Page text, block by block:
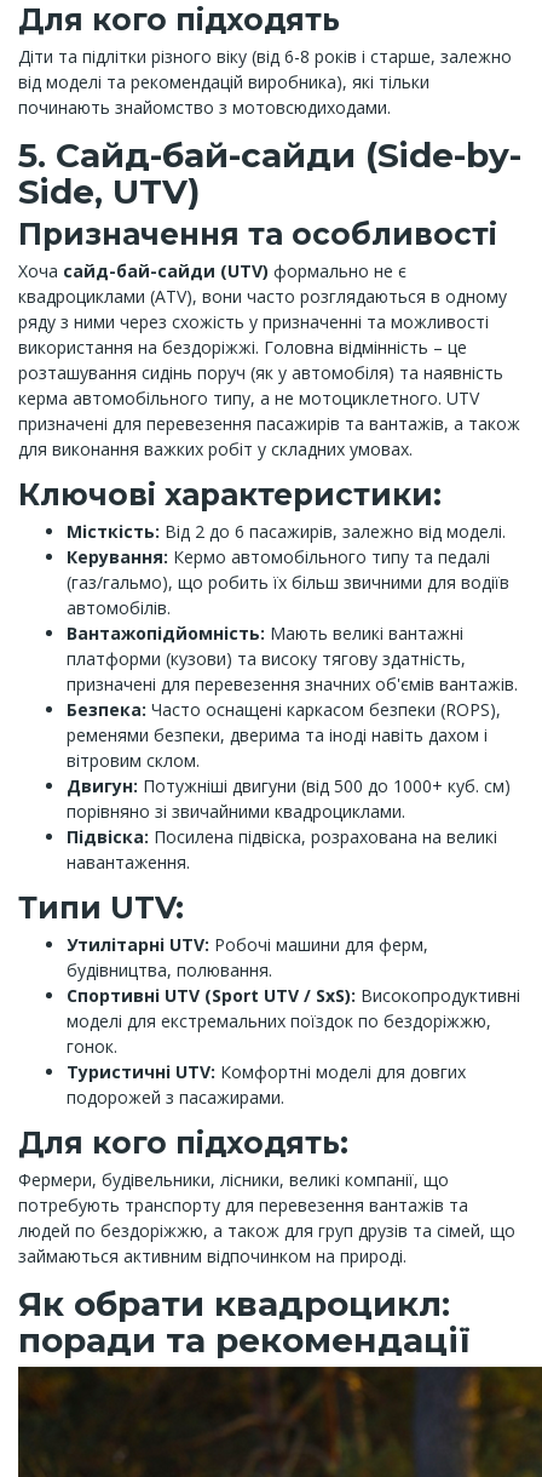
Для кого підходять
Діти та підлітки різного віку (від 6-8 років і старше, залежно
від моделі та рекомендацій виробника), які тільки
починають знайомство з мотовсюдиходами.
5. Сайд-бай-сайди (Side-by-
Side, UTV)
Призначення та особливості
Хоча сайд-бай-сайди (UTV) формально не є
квадроциклами (ATV), вони часто розглядаються в одному
ряду з ними через схожість у призначенні та можливості
використання на бездоріжжі. Головна відмінність – це
розташування сидінь поруч (як у автомобіля) та наявність
керма автомобільного типу, а не мотоциклетного. UTV
призначені для перевезення пасажирів та вантажів, а також
для виконання важких робіт у складних умовах.
Ключові характеристики:
Місткість: Від 2 до 6 пасажирів, залежно від моделі.
Керування: Кермо автомобільного типу та педалі
(газ/гальмо), що робить їх більш звичними для водіїв
автомобілів.
Вантажопідйомність: Мають великі вантажні
платформи (кузови) та високу тягову здатність,
призначені для перевезення значних об'ємів вантажів.
Безпека: Часто оснащені каркасом безпеки (ROPS),
ременями безпеки, дверима та іноді навіть дахом і
вітровим склом.
Двигун: Потужніші двигуни (від 500 до 1000+ куб. см)
порівняно зі звичайними квадроциклами.
Підвіска: Посилена підвіска, розрахована на великі
навантаження.
Типи UTV:
Утилітарні UTV: Робочі машини для ферм,
будівництва, полювання.
Спортивні UTV (Sport UTV / SxS): Високопродуктивні
моделі для екстремальних поїздок по бездоріжжю,
гонок.
Туристичні UTV: Комфортні моделі для довгих
подорожей з пасажирами.
Для кого підходять:
Фермери, будівельники, лісники, великі компанії, що
потребують транспорту для перевезення вантажів та
людей по бездоріжжю, а також для груп друзів та сімей, що
займаються активним відпочинком на природі.
Як обрати квадроцикл:
поради та рекомендації